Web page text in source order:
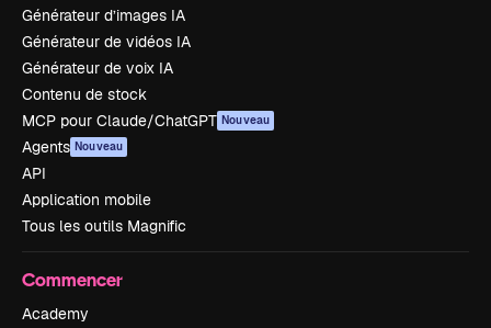
Générateur d’images IA
Générateur de vidéos IA
Générateur de voix IA
Contenu de stock
MCP pour Claude/ChatGPT Nouveau
Agents Nouveau
API
Application mobile
Tous les outils Magnific
Commencer
Academy